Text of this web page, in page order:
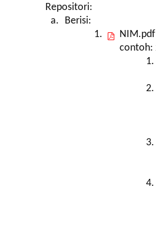
Repositori:
Berisi:
NIM.pdf
contoh: